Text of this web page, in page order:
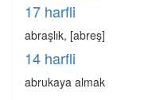
17 harfli
abraşlık, [abreş]
14 harfli
abrukaya almak